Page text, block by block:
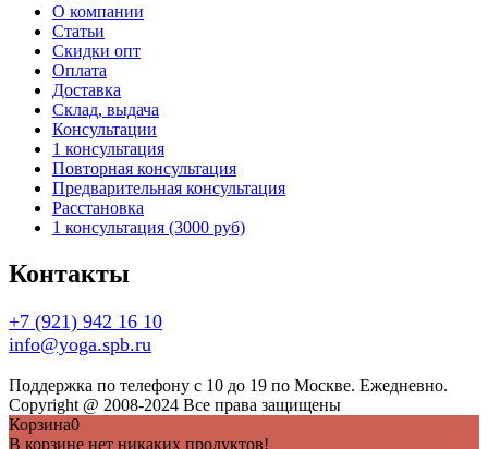
О компании
Статьи
Скидки опт
Оплата
Доставка
Склад, выдача
Консультации
1 консультация
Повторная консультация
Предварительная консультация
Расстановка
1 консультация (3000 руб)
Контакты
+7 (921) 942 16 10
info@yoga.spb.ru
Поддержка по телефону с 10 до 19 по Москве. Ежедневно.
Copyright @ 2008-2024 Все права защищены
Корзина0
В корзине нет никаких продуктов!